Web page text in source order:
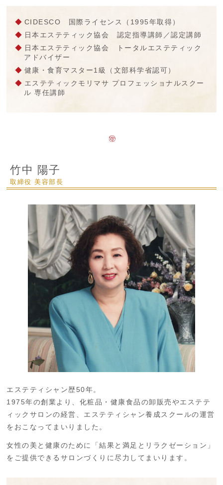
CIDESCO 国際ライセンス（1995年取得）
日本エステティック協会 認定指導講師／認定講師
日本エステティック協会 トータルエステティック
アドバイザー
健康・食育マスター1級（文部科学省認可）
エステティックモリマサ プロフェッショナルスクー
ル 専任講師
竹中 陽子
取締役 美容部長
エステティシャン歴50年。
1975年の創業より、化粧品・健康食品の卸販売やエステテ
ィックサロンの経営、エステティシャン養成スクールの運営
をおこなってまいりました。
女性の美と健康のために「結果と満足とリラクゼーション」
をご提供できるサロンづくりに尽力してまいります。